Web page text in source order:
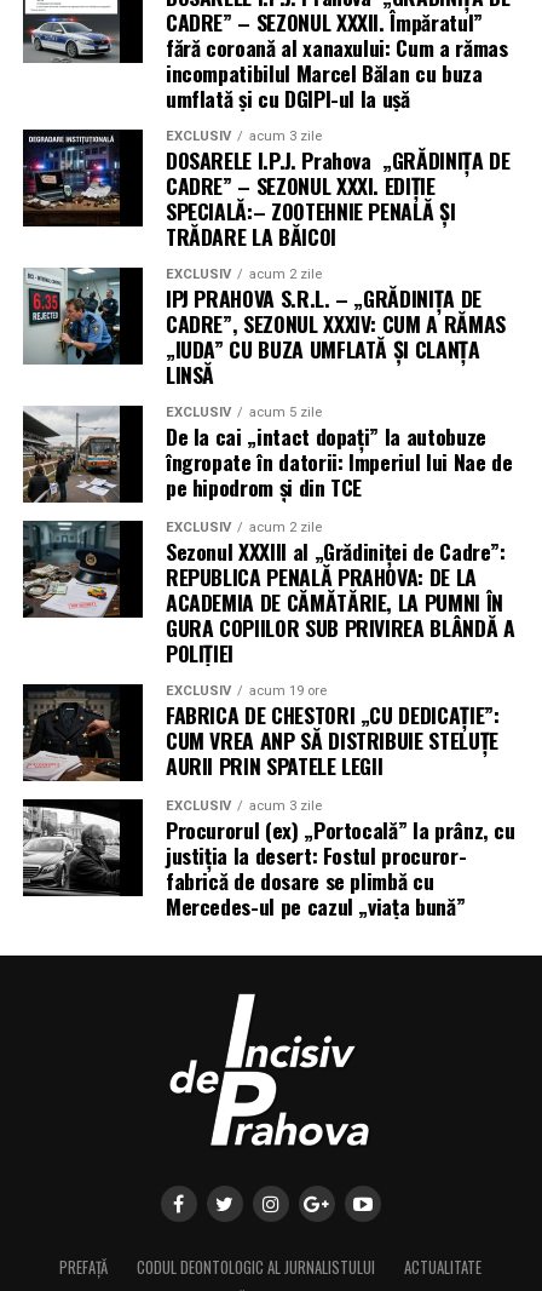
CADRE” – SEZONUL XXXII. Împăratul”
fără coroană al xanaxului: Cum a rămas
incompatibilul Marcel Bălan cu buza
umflată și cu DGIPI-ul la ușă
EXCLUSIV acum 3 zile
DOSARELE I.P.J. Prahova „GRĂDINIȚA DE
CADRE” – SEZONUL XXXI. EDIȚIE
SPECIALĂ:– ZOOTEHNIE PENALĂ ȘI
TRĂDARE LA BĂICOI
EXCLUSIV acum 2 zile
IPJ PRAHOVA S.R.L. – „GRĂDINIȚA DE
CADRE”, SEZONUL XXXIV: CUM A RĂMAS
„IUDA” CU BUZA UMFLATĂ ȘI CLANȚA
LINSĂ
EXCLUSIV acum 5 zile
De la cai „intact dopați” la autobuze
îngropate în datorii: Imperiul lui Nae de
pe hipodrom și din TCE
EXCLUSIV acum 2 zile
Sezonul XXXIII al „Grădiniței de Cadre”:
REPUBLICA PENALĂ PRAHOVA: DE LA
ACADEMIA DE CĂMĂTĂRIE, LA PUMNI ÎN
GURA COPIILOR SUB PRIVIREA BLÂNDĂ A
POLIȚIEI
EXCLUSIV acum 19 ore
FABRICA DE CHESTORI „CU DEDICAȚIE”:
CUM VREA ANP SĂ DISTRIBUIE STELUȚE
AURII PRIN SPATELE LEGII
EXCLUSIV acum 3 zile
Procurorul (ex) „Portocală” la prânz, cu
justiția la desert: Fostul procuror-
fabrică de dosare se plimbă cu
Mercedes-ul pe cazul „viața bună”
PREFAȚĂ CODUL DEONTOLOGIC AL JURNALISTULUI
ACTUALITATE